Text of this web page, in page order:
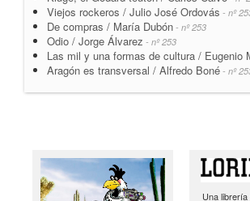
Viejos rockeros / Julio José Ordovás - nº
De compras / María Dubón - nº 253
Odio / Jorge Álvarez - nº 253
Las mil y una formas de cultura / Eugenio
Aragón es transversal / Alfredo Boné - nº
Una